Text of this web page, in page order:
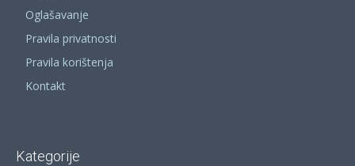
Oglašavanje
Pravila privatnosti
Pravila korištenja
Kontakt
Kategorije